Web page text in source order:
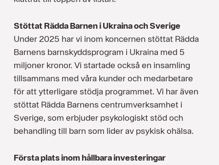
Stöttat Rädda Barnen i Ukraina och Sverige
Under 2025 har vi inom koncernen stöttat Rädda
Barnens barnskyddsprogram i Ukraina med 5
miljoner kronor. Vi startade också en insamling
tillsammans med våra kunder och medarbetare
för att ytterligare stödja programmet. Vi har även
stöttat Rädda Barnens centrumverksamhet i
Sverige, som erbjuder psykologiskt stöd och
behandling till barn som lider av psykisk ohälsa.
Första plats inom hållbara investeringar